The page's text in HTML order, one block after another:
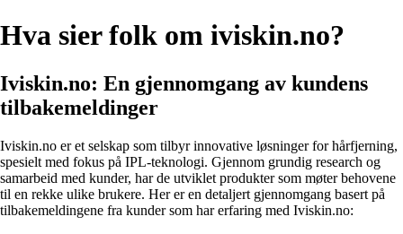
Hva sier folk om iviskin.no?
Iviskin.no: En gjennomgang av kundens
tilbakemeldinger
Iviskin.no er et selskap som tilbyr innovative løsninger for hårfjerning,
spesielt med fokus på IPL-teknologi. Gjennom grundig research og
samarbeid med kunder, har de utviklet produkter som møter behovene
til en rekke ulike brukere. Her er en detaljert gjennomgang basert på
tilbakemeldingene fra kunder som har erfaring med Iviskin.no: